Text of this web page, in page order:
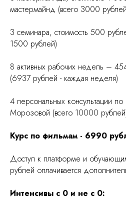
мастермайнд (всего 3000
3 семинара, стоимость 500
1500 рублей)
8 активных рабочих недель –
(6937 рублей - каждая неделя)
4 персональных консультации
Морозовой (всего 10000
Курс по фильмам - 6990
Доступ к платформе и
рублей оплачивается
Интенсивы с 0 и не с 0: